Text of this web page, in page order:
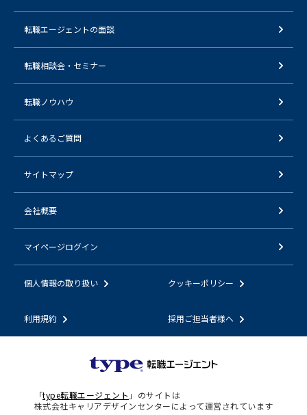
転職エージェントの面談
転職相談会・セミナー
転職ノウハウ
よくあるご質問
サイトマップ
会社概要
マイページログイン
個人情報の取り扱い クッキーポリシー
利用規約 採用ご担当者様へ
「type転職エージェント 」のサイトは
株式会社キャリアデザインセンターによって運営されています